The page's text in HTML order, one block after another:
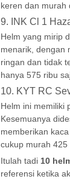
keren dan murah
9. INK Cl 1
Helm yang mirip
menarik, dengan
ringan dan tidak
hanya 575 ribu
10. KYT RC
Helm ini memiliki
Kesemuanya
memberikan
cukup murah 425
Itulah tadi 10
referensi ketika